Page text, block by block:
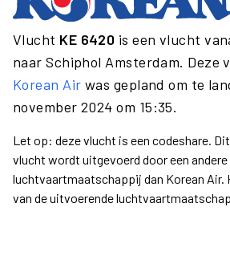
Vlucht KE 6420 is een vlucht
naar Schiphol Amsterdam. Deze
Korean Air was gepland om te
november 2024 om 15:35.
Let op: deze vlucht is een codeshare.
vlucht wordt uitgevoerd door een andere
luchtvaartmaatschappij dan Korean Air.
van de uitvoerende